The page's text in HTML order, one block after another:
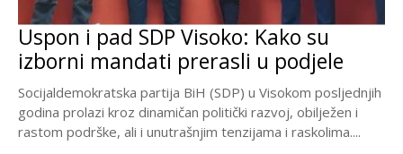
Uspon i pad SDP Visoko: Kako su
izborni mandati prerasli u podjele
Socijaldemokratska partija BiH (SDP) u Visokom posljednjih
godina prolazi kroz dinamičan politički razvoj, obilježen i
rastom podrške, ali i unutrašnjim tenzijama i raskolima....